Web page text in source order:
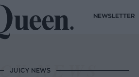
NEWSLETTER
JUICY NEWS